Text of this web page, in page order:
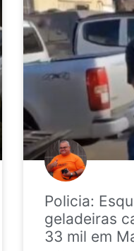
Policia:
geladeiras
33 mil em